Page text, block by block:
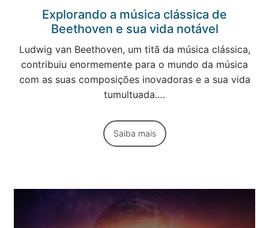
Explorando a música clássica de
Beethoven e sua vida notável
Ludwig van Beethoven, um titã da música clássica,
contribuiu enormemente para o mundo da música
com as suas composições inovadoras e a sua vida
tumultuada.…
Saiba mais